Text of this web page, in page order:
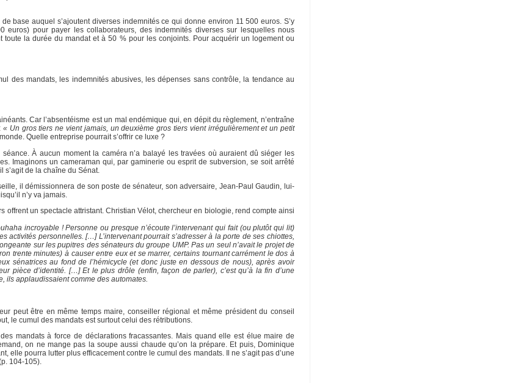
base auquel s’ajoutent diverses indemnités ce qui donne environ 11 500 euros. S’y
pour payer les collaborateurs, des indemnités diverses sur lesquelles nous
la durée du mandat et à 50 % pour les conjoints. Pour acquérir un logement ou
des mandats, les indemnités abusives, les dépenses sans contrôle, la tendance au
Car l’absentéisme est un mal endémique qui, en dépit du règlement, n’entraîne
« Un gros tiers ne vient jamais, un deuxième gros tiers vient irrégulièrement et un petit
Quelle entreprise pourrait s’offrir ce luxe ?
À aucun moment la caméra n’a balayé les travées où auraient dû siéger les
Imaginons un cameraman qui, par gaminerie ou esprit de subversion, se soit arrêté
de la chaîne du Sénat.
il démissionnera de son poste de sénateur, son adversaire, Jean-Paul Gaudin, lui-
n’y va jamais.
offrent un spectacle attristant. Christian Vélot, chercheur en biologie, rend compte ainsi
incroyable ! Personne ou presque n’écoute l’intervenant qui fait (ou plutôt qui lit)
personnelles. […] L’intervenant pourrait s’adresser à la porte de ses chiottes,
sur les pupitres des sénateurs du groupe UMP. Pas un seul n’avait le projet de
trente minutes) à causer entre eux et se marrer, certains tournant carrément le dos à
sénatrices au fond de l’hémicycle (et donc juste en dessous de nous), après avoir
pièce d’identité. […] Et le plus drôle (enfin, façon de parler), c’est qu’à la fin d’une
ils applaudissaient comme des automates.
peut être en même temps maire, conseiller régional et même président du conseil
le cumul des mandats est surtout celui des rétributions.
mandats à force de déclarations fracassantes. Mais quand elle est élue maire de
on ne mange pas la soupe aussi chaude qu’on la prépare. Et puis, Dominique
elle pourra lutter plus efficacement contre le cumul des mandats. Il ne s’agit pas d’une
104-105).